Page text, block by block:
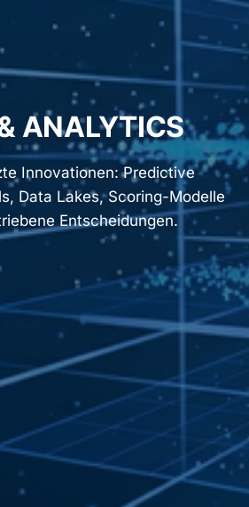
ANALYTICS
Innovationen: Predictive
Data Lakes, Scoring-Modelle
Entscheidungen.